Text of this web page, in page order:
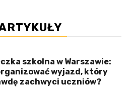
szkolna w Warszawie:
wyjazd, który
zachwyci uczniów?